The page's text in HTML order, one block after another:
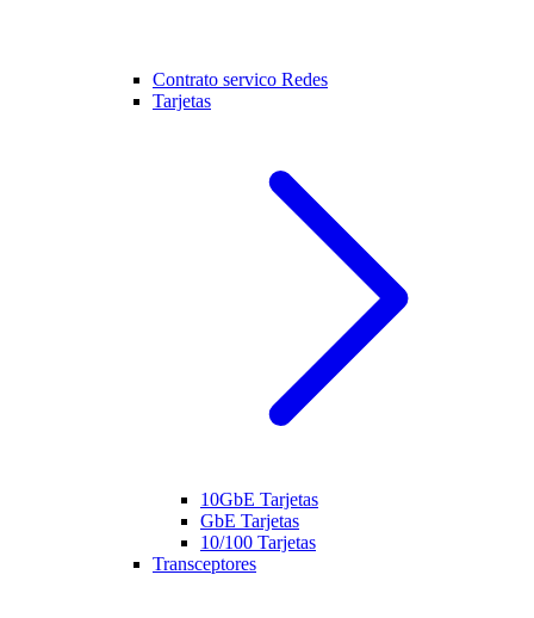
Contrato servico Redes
Tarjetas
10GbE Tarjetas
GbE Tarjetas
10/100 Tarjetas
Transceptores